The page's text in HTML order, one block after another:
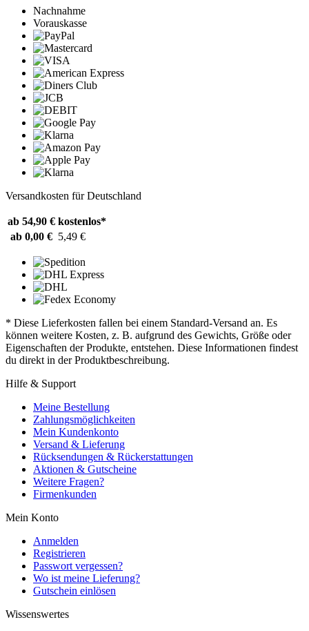
Nachnahme
Vorauskasse
Versandkosten für Deutschland
ab 54,90 € kostenlos*
ab 0,00 € 5,49 €
* Diese Lieferkosten fallen bei einem Standard-Versand an. Es
können weitere Kosten, z. B. aufgrund des Gewichts, Größe oder
Eigenschaften der Produkte, entstehen. Diese Informationen findest
du direkt in der Produktbeschreibung.
Hilfe & Support
Meine Bestellung
Zahlungsmöglichkeiten
Mein Kundenkonto
Versand & Lieferung
Rücksendungen & Rückerstattungen
Aktionen & Gutscheine
Weitere Fragen?
Firmenkunden
Mein Konto
Anmelden
Registrieren
Passwort vergessen?
Wo ist meine Lieferung?
Gutschein einlösen
Wissenswertes